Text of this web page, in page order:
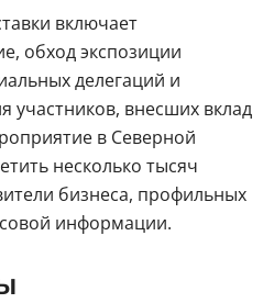
включает
обход экспозиции
делегаций и
участников, внесших вклад
в Северной
несколько тысяч
бизнеса, профильных
информации.